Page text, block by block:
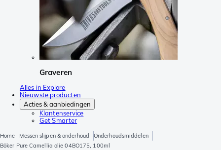
Graveren
Alles in Explore
Nieuwste producten
Acties & aanbiedingen
Klantenservice
Get Smarter
Home Messen slijpen & onderhoud
Onderhoudsmiddelen
Böker Pure Camellia olie 04BO175, 100ml